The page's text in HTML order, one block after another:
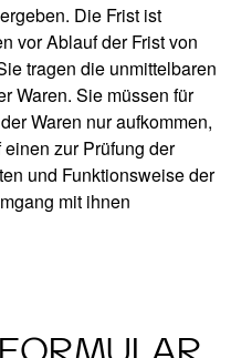
Die Frist ist
vor Ablauf der Frist von
tragen die unmittelbaren
Waren. Sie müssen für
Waren nur aufkommen,
zur Prüfung der
und Funktionsweise der
mit ihnen